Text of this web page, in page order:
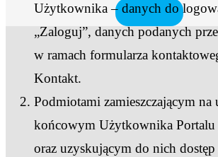
Użytkownika – danych do
„Zaloguj”, danych podanych
w ramach formularza
Kontakt.
Podmiotami zamieszczającym na
końcowym Użytkownika
oraz uzyskującym do nich dostęp